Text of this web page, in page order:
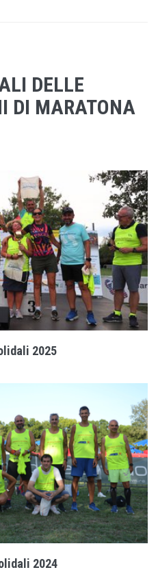
DELLE
DI MARATONA
2025
2024